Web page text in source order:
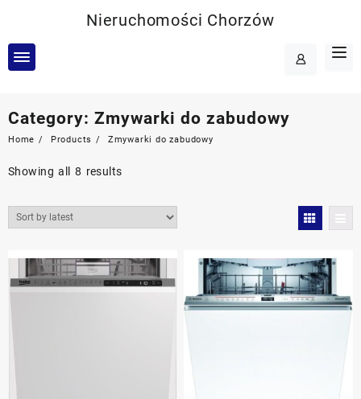
content
Nieruchomości Chorzów
Category: Zmywarki do zabudowy
Home Products Zmywarki do zabudowy
Showing all 8 results